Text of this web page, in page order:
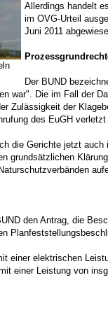
Allerdings handelt
im OVG-Urteil
Juni 2011
Der BUND
war". Die im Fall der
Zulässigkeit der
des EuGH
die Gerichte jetzt
grundsätzlichen
den Antrag, die
einer elektrischen
einer Leistung von